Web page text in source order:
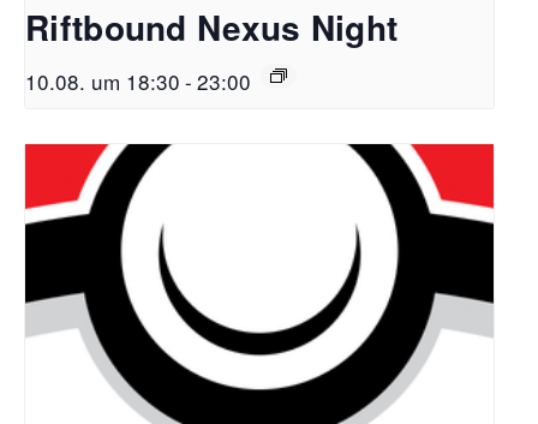
Riftbound Nexus Night
10.08. um 18:30 - 23:00